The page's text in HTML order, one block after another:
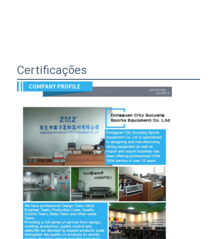
Certificações